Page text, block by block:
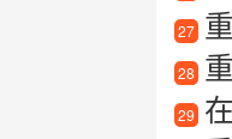
27
28
29